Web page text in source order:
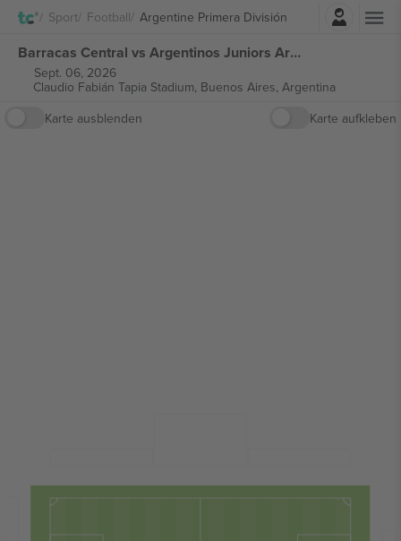
Sport Football Argentine Primera División
Einloggen
Barracas Central vs Argentinos Juniors Argentine Primera División tickets
Sept. 06, 2026
Claudio Fabián Tapia Stadium, Buenos Aires, Argentina
Karte ausblenden
Karte aufkleben